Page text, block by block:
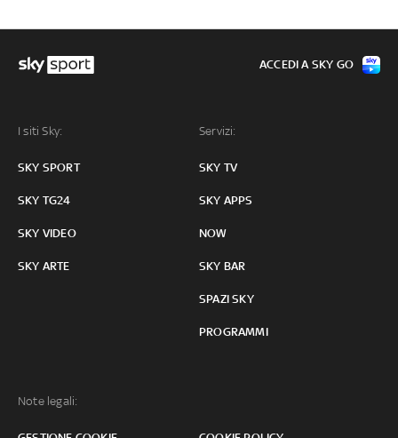
I siti Sky:
SKY SPORT
SKY TG24
SKY VIDEO
SKY ARTE
Servizi:
SKY TV
SKY APPS
NOW
SKY BAR
SPAZI SKY
PROGRAMMI
Note legali:
ACCEDI A SKY GO